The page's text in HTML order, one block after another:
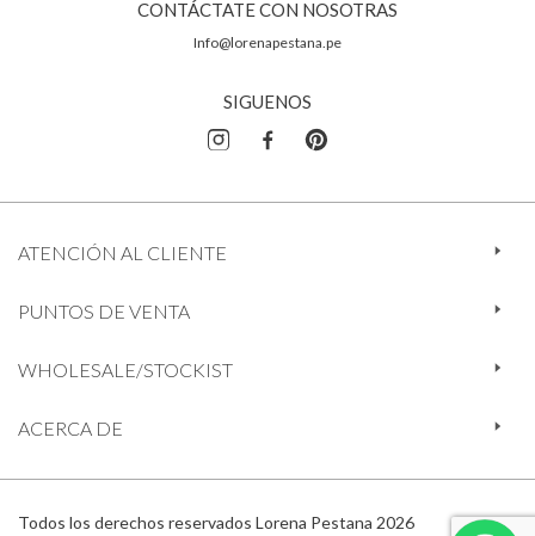
CONTÁCTATE CON NOSOTRAS
Info@lorenapestana.pe
SIGUENOS
ATENCIÓN AL CLIENTE
PUNTOS DE VENTA
WHOLESALE/STOCKIST
ACERCA DE
Todos los derechos reservados Lorena Pestana 2026